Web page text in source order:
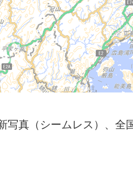
写真（シームレス）、全